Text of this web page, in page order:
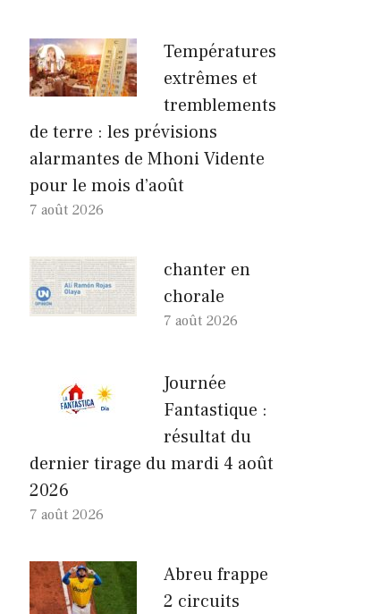
Températures
extrêmes et
tremblements
de terre : les prévisions
alarmantes de Mhoni Vidente
pour le mois d’août
7 août 2026
chanter en
chorale
7 août 2026
Journée
Fantastique :
résultat du
dernier tirage du mardi 4 août
2026
7 août 2026
Abreu frappe
2 circuits